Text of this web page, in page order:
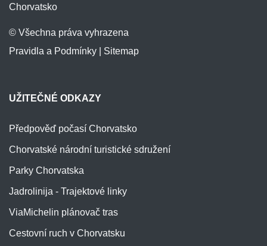
Chorvatsko
© Všechna práva vyhrazena
Pravidla a Podmínky
Sitemap
UŽITEČNÉ ODKAZY
Předpověď počasí Chorvatsko
Chorvatské národní turistické sdružení
Parky Chorvatska
Jadrolinija - Trajektové linky
ViaMichelin plánovač tras
Cestovní ruch v Chorvatsku